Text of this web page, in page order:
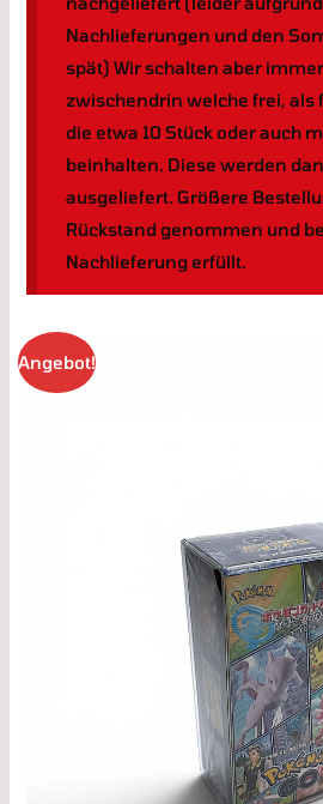
Nachlieferungen und den
spät) Wir schalten aber
zwischendrin welche frei, als
die etwa 10 Stück oder auch
beinhalten. Diese werden
ausgeliefert. Größere
Rückstand genommen und
Nachlieferung erfüllt.
Angebot!
Pokemon
Japanisches